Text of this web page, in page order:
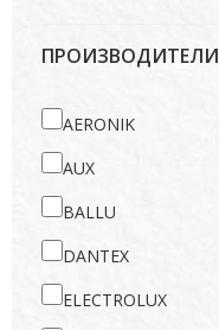
ПРОИЗВОДИТЕЛИ
AERONIK
AUX
BALLU
DANTEX
ELECTROLUX